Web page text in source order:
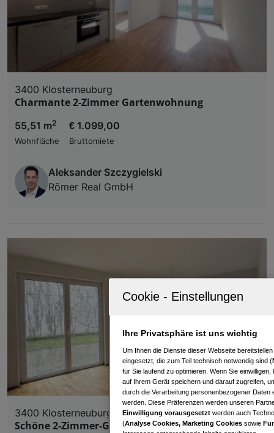
3400 Klosterneuburg
Charmante 2-Zimmer Gartenwohnung
55,51 m2
Wohnfläche
€ 1.099,00
Bruttomiete
Aleksander Szczygielski
Römer Real GmbH
3400 Klosterneuburg
Schöne 2-Zimmer-Gartenwohnung in
Ihre Privatsphäre ist uns wichtig
Um Ihnen die Dienste dieser Webseite
eingesetzt, die zum Teil technisch notwendig sind (
für Sie laufend zu optimieren. Wenn Sie
auf Ihrem Gerät speichern und darauf zugreifen,
durch die Verarbeitung personenbezogener
werden. Diese Präferenzen werden unseren
Einwilligung vorausgesetzt werden auch
(Analyse Cookies, Marketing Cookies sowie